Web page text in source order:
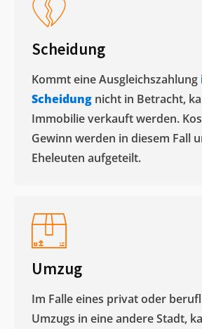
Scheidung
Kommt eine Ausgleichszahlung
Scheidung nicht in Betracht,
Immobilie verkauft werden.
Gewinn werden in diesem Fall
Eheleuten aufgeteilt.​
Umzug
Im Falle eines privat oder
Umzugs in eine andere Stadt,